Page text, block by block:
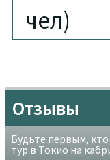
чел)
Отзывы
Будьте первым,
тур в Токио на